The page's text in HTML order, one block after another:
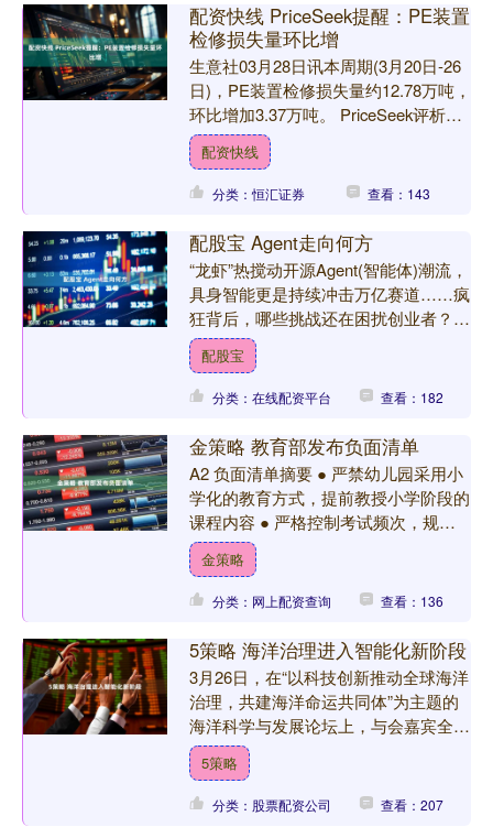
配资快线 PriceSeek提醒：PE装置
检修损失量环比增
生意社03月28日讯本周期(3月20日-26
日)，PE装置检修损失量约12.78万吨，
环比增加3.37万吨。 PriceSeek评析
LLDPE，多空评分：1 ....
配资快线
分类：恒汇证券 查看：143
配股宝 Agent走向何方
“龙虾”热搅动开源Agent(智能体)潮流，
具身智能更是持续冲击万亿赛道……疯
狂背后，哪些挑战还在困扰创业者？又
有哪些破局思路直通未来？3月27日，
2026中关....
配股宝
分类：在线配资平台 查看：182
金策略 教育部发布负面清单
A2 负面清单摘要 ● 严禁幼儿园采用小
学化的教育方式，提前教授小学阶段的
课程内容 ● 严格控制考试频次，规范
教辅材料进校园管理，减轻学生过重学
业负担 ● 严禁....
金策略
分类：网上配资查询 查看：136
5策略 海洋治理进入智能化新阶段
3月26日，在“以科技创新推动全球海洋
治理，共建海洋命运共同体”为主题的
海洋科学与发展论坛上，与会嘉宾全面
梳理中国与北京海洋科技与治理成果，
聚焦人工智能等新技术....
5策略
分类：股票配资公司 查看：207